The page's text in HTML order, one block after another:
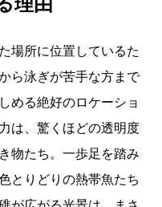
場所に位置しているた
ら泳ぎが苦手な方まで
める絶好のロケーショ
は、驚くほどの透明度
物たち。一歩足を踏み
とりどりの熱帯魚たち